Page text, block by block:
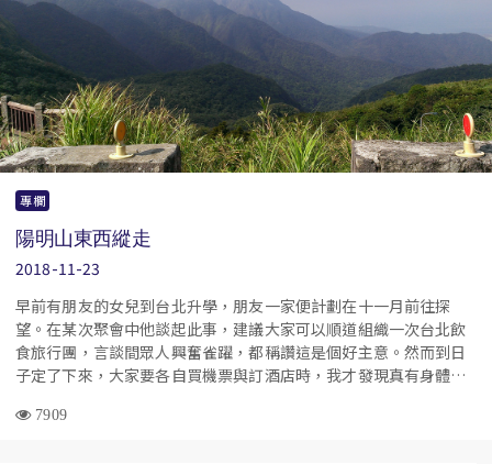
專欄
陽明山東西縱走
2018-11-23
早前有朋友的女兒到台北升學，朋友一家便計劃在十一月前往探
望。在某次聚會中他談起此事，建議大家可以順道組織一次台北飲
食旅行團，言談間眾人興奮雀躍，都稱讚這是個好主意。然而到日
子定了下來，大家要各自買機票與訂酒店時，我才發現真有身體力
7909